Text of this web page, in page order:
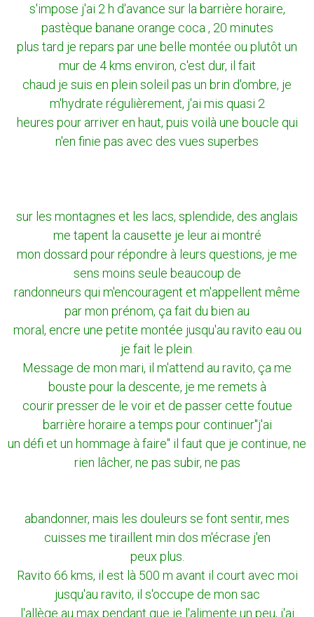
s'impose j'ai 2 h d'avance sur la barrière horaire,
pastèque banane orange coca , 20 minutes
plus tard je repars par une belle montée ou plutôt un
mur de 4 kms environ, c'est dur, il fait
chaud je suis en plein soleil pas un brin d'ombre, je
m'hydrate régulièrement, j'ai mis quasi 2
heures pour arriver en haut, puis voilà une boucle qui
n'en finie pas avec des vues superbes
sur les montagnes et les lacs, splendide, des anglais
me tapent la causette je leur ai montré
mon dossard pour répondre à leurs questions, je me
sens moins seule beaucoup de
randonneurs qui m'encouragent et m'appellent même
par mon prénom, ça fait du bien au
moral, encre une petite montée jusqu'au ravito eau ou
je fait le plein.
Message de mon mari, il m'attend au ravito, ça me
bouste pour la descente, je me remets à
courir presser de le voir et de passer cette foutue
barrière horaire a temps pour continuer"j'ai
un défi et un hommage à faire" il faut que je continue, ne
rien lâcher, ne pas subir, ne pas
abandonner, mais les douleurs se font sentir, mes
cuisses me tiraillent min dos m'écrase j'en
peux plus.
Ravito 66 kms, il est là 500 m avant il court avec moi
jusqu'au ravito, il s'occupe de mon sac
l'allège au max pendant que je l'alimente un peu, j'ai